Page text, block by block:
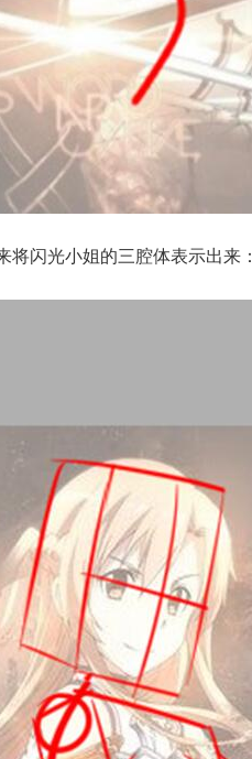
闪光小姐的三腔体表示出来：